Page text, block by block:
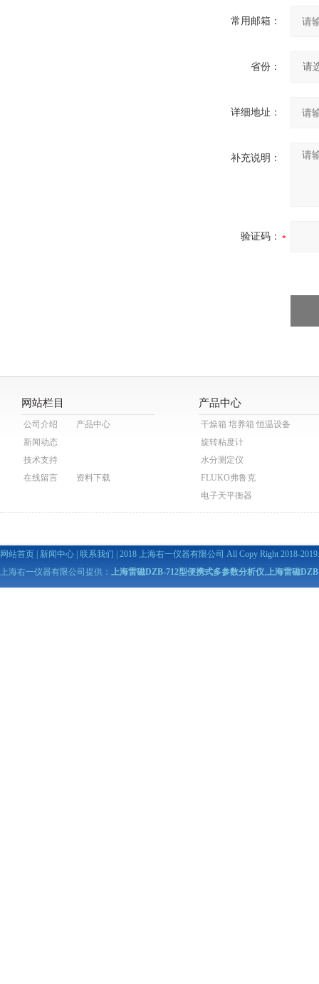
常用邮箱：
省份：
详细地址：
补充说明：
验证码：
网站栏目
公司介绍
产品中心
新闻动态
技术支持
在线留言
资料下载
产品中心
干燥箱 培养箱 恒温设备
旋转粘度计
水分测定仪
FLUKO弗鲁克
电子天平衡器
网站首页 新闻中心 联系我们 | 2018 上海右一仪器有限公司 All Copy Right 2018-
上海右一仪器有限公司提供： 上海雷磁DZB-712型便携式多参数分析仪,上海雷磁